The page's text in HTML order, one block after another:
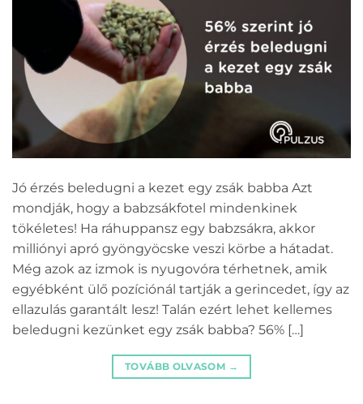
Jó érzés beledugni a kezet egy zsák babba Azt
mondják, hogy a babzsákfotel mindenkinek
tökéletes! Ha ráhuppansz egy babzsákra, akkor
milliónyi apró gyöngyöcske veszi körbe a hátadat.
Még azok az izmok is nyugovóra térhetnek, amik
egyébként ülő pozíciónál tartják a gerincedet, így az
ellazulás garantált lesz! Talán ezért lehet kellemes
beledugni kezünket egy zsák babba? 56% […]
TOVÁBB OLVASOM →